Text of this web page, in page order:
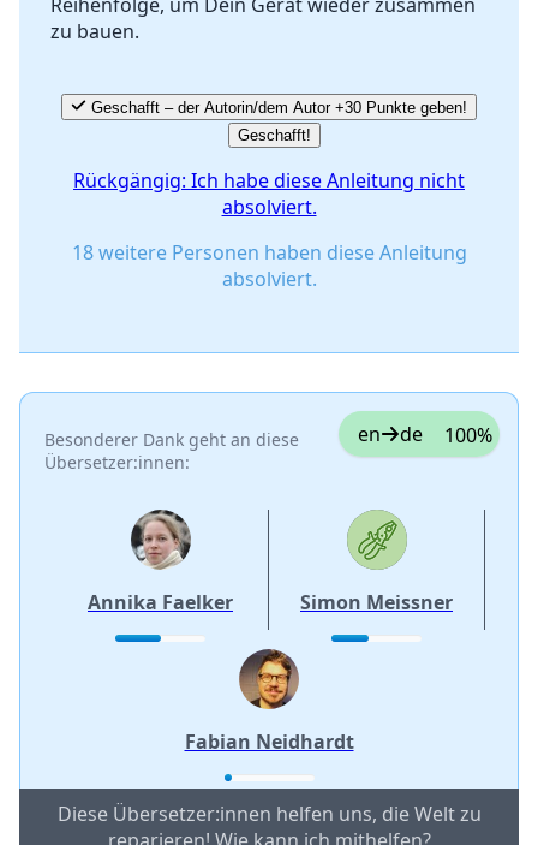
Abbrechen Kommentieren
zu bauen.
Geschafft – der Autorin/dem Autor +30 Punkte geben!
Geschafft!
Rückgängig: Ich habe diese Anleitung nicht
absolviert.
18 weitere Personen haben diese Anleitung
absolviert.
Besonderer Dank geht an diese
Übersetzer:innen:
en de 100%
Annika Faelker Simon Meissner
Fabian Neidhardt
Diese Übersetzer:innen helfen uns, die Welt zu